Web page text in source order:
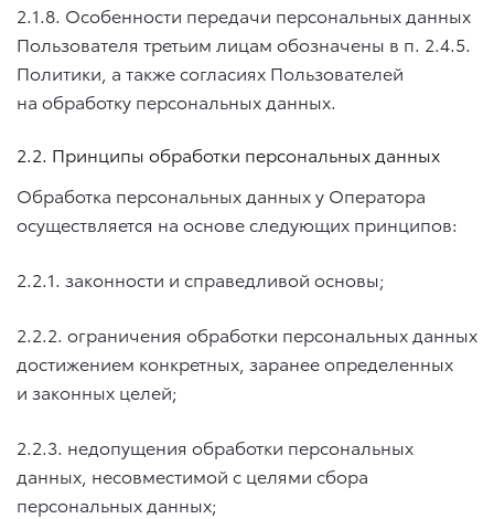
2.1.8. Особенности передачи персональных данных
Пользователя третьим лицам обозначены в п. 2.4.5.
Политики, а также согласиях Пользователей
на обработку персональных данных.
2.2. Принципы обработки персональных данных
Обработка персональных данных у Оператора
осуществляется на основе следующих принципов:
2.2.1. законности и справедливой основы;
2.2.2. ограничения обработки персональных данных
достижением конкретных, заранее определенных
и законных целей;
2.2.3. недопущения обработки персональных
данных, несовместимой с целями сбора
персональных данных;